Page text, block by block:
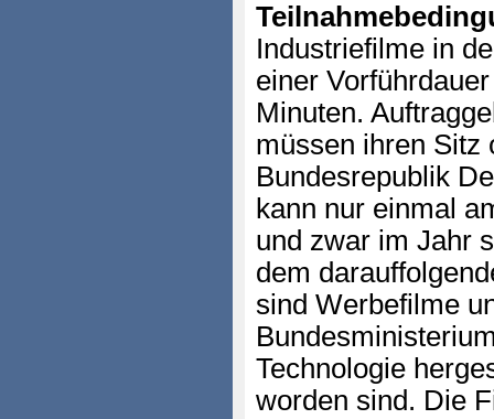
Industriefilme in
einer
Minuten.
müssen ihren Sitz
Bundesrepublik
kann nur einmal
und zwar im Jahr
dem
sind Werbefilme
Technologie
worden sind. Die